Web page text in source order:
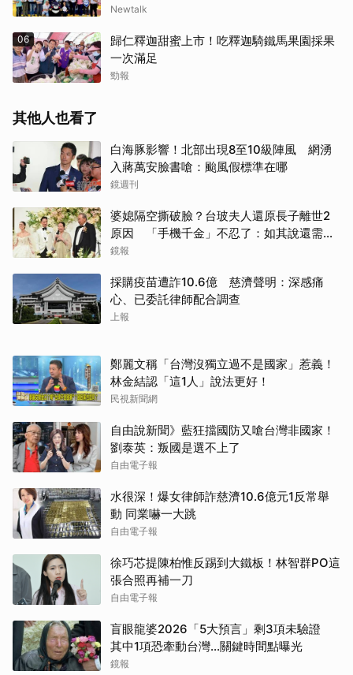
Newtalk
06
歸仁釋迦甜蜜上市！吃釋迦騎鐵馬果園採果
一次滿足
勁報
其他人也看了
白海豚影響！北部出現8至10級陣風 網湧
入蔣萬安臉書嗆：颱風假標準在哪
鏡週刊
婆媳隔空撕破臉？台玻夫人還原長子離世2
原因 「手機千金」不忍了：如其說還需要
離開嗎？
鏡報
採購疫苗遭詐10.6億 慈濟聲明：深感痛
心、已委託律師配合調查
上報
鄭麗文稱「台灣沒獨立過不是國家」惹義！
林金結認「這1人」說法更好！
民視新聞網
自由說新聞》藍狂擋國防又嗆台灣非國家！
劉泰英：叛國是選不上了
自由電子報
水很深！爆女律師詐慈濟10.6億元1反常舉
動 同業嚇一大跳
自由電子報
徐巧芯提陳柏惟反踢到大鐵板！林智群PO這
張合照再補一刀
自由電子報
盲眼龍婆2026「5大預言」剩3項未驗證
其中1項恐牽動台灣...關鍵時間點曝光
鏡報